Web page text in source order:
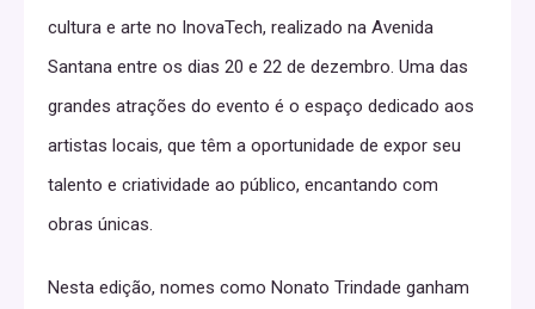
cultura e arte no InovaTech, realizado na Avenida
Santana entre os dias 20 e 22 de dezembro. Uma das
grandes atrações do evento é o espaço dedicado aos
artistas locais, que têm a oportunidade de expor seu
talento e criatividade ao público, encantando com
obras únicas.
Nesta edição, nomes como Nonato Trindade ganham